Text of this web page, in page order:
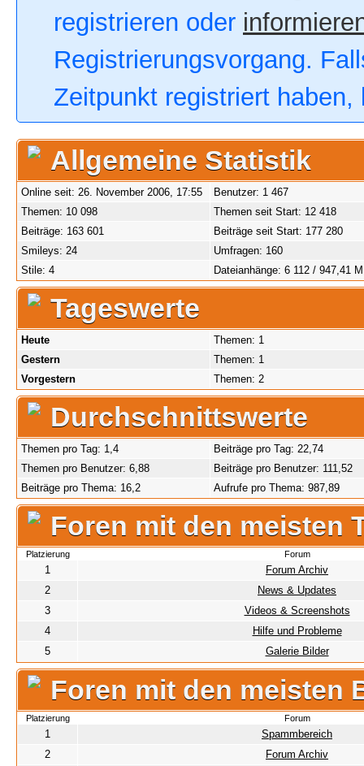
registrieren oder
Registrierungsvorgang.
Zeitpunkt registriert
Allgemeine Statistik
Online seit: 26. November 2006, 17:55
Benutzer: 1 467
Themen: 10 098
Themen seit Start: 12 418
Beiträge: 163 601
Beiträge seit Start: 177 280
Smileys: 24
Umfragen: 160
Stile: 4
Dateianhänge: 6 112 / 947,41
Tageswerte
Heute
Themen: 1
Gestern
Themen: 1
Vorgestern
Themen: 2
Durchschnittswerte
Themen pro Tag: 1,4
Beiträge pro Tag: 22,74
Themen pro Benutzer: 6,88
Beiträge pro Benutzer: 111,52
Beiträge pro Thema: 16,2
Aufrufe pro Thema: 987,89
Foren mit den meisten
Platzierung Forum
1
Forum Archiv
2
News & Updates
3
Videos & Screenshots
4
Hilfe und Probleme
5
Galerie Bilder
Foren mit den meisten
Platzierung Forum
1
Spammbereich
2
Forum Archiv